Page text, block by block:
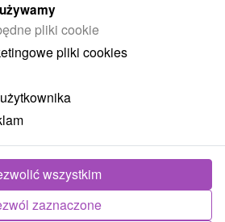
wodne (29) Tarcze
Zabytki techniki(4)
drewniane
Štrbské Pleso(12)
pliki cookie
pliki cookies
zaznaczone
wszystkim